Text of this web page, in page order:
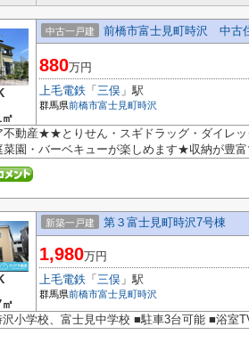
中古一戸建 前橋市富士見町時沢 中古
880万円
上毛電鉄 「 三俣 」駅
群馬県前橋市富士見町時沢
動産★★とりせん・スギドラッグ・ダイレ
菜園・バーベキューが楽しめます★収納が豊
新築一戸建 第３富士見町時沢7号棟
1,980万円
上毛電鉄 「 三俣 」駅
群馬県前橋市富士見町時沢
小学校、富士見中学校 ■駐車3台可能 ■浴室